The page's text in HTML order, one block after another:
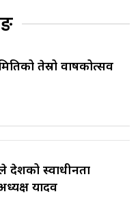
तेस्रो वार्षिकोत्सव
स्वाधीनता
यादव